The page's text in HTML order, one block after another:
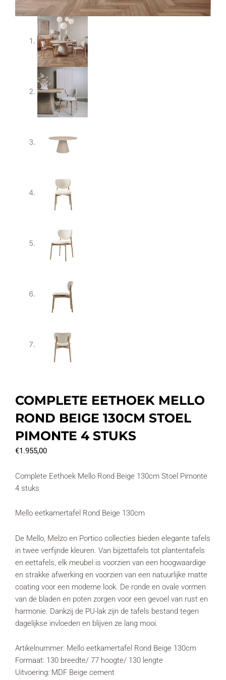
COMPLETE EETHOEK MELLO
ROND BEIGE 130CM STOEL
PIMONTE 4 STUKS
€1.955,00
Complete Eethoek Mello Rond Beige 130cm Stoel Pimonte
4 stuks
Mello eetkamertafel Rond Beige 130cm
De Mello, Melzo en Portico collecties bieden elegante tafels
in twee verfijnde kleuren. Van bijzettafels tot plantentafels
en eettafels, elk meubel is voorzien van een hoogwaardige
en strakke afwerking en voorzien van een natuurlijke matte
coating voor een moderne look. De ronde en ovale vormen
van de bladen en poten zorgen voor een gevoel van rust en
harmonie. Dankzij de PU-lak zijn de tafels bestand tegen
dagelijkse invloeden en blijven ze lang mooi.
Artikelnummer: Mello eetkamertafel Rond Beige 130cm
Formaat: 130 breedte/ 77 hoogte/ 130 lengte
Uitvoering: MDF Beige cement